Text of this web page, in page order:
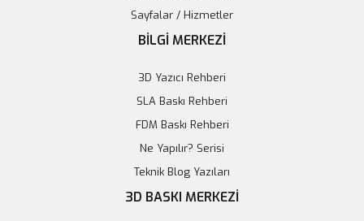
Sayfalar / Hizmetler
BİLGİ MERKEZİ
3D Yazıcı Rehberi
SLA Baskı Rehberi
FDM Baskı Rehberi
Ne Yapılır? Serisi
Teknik Blog Yazıları
3D BASKI MERKEZİ